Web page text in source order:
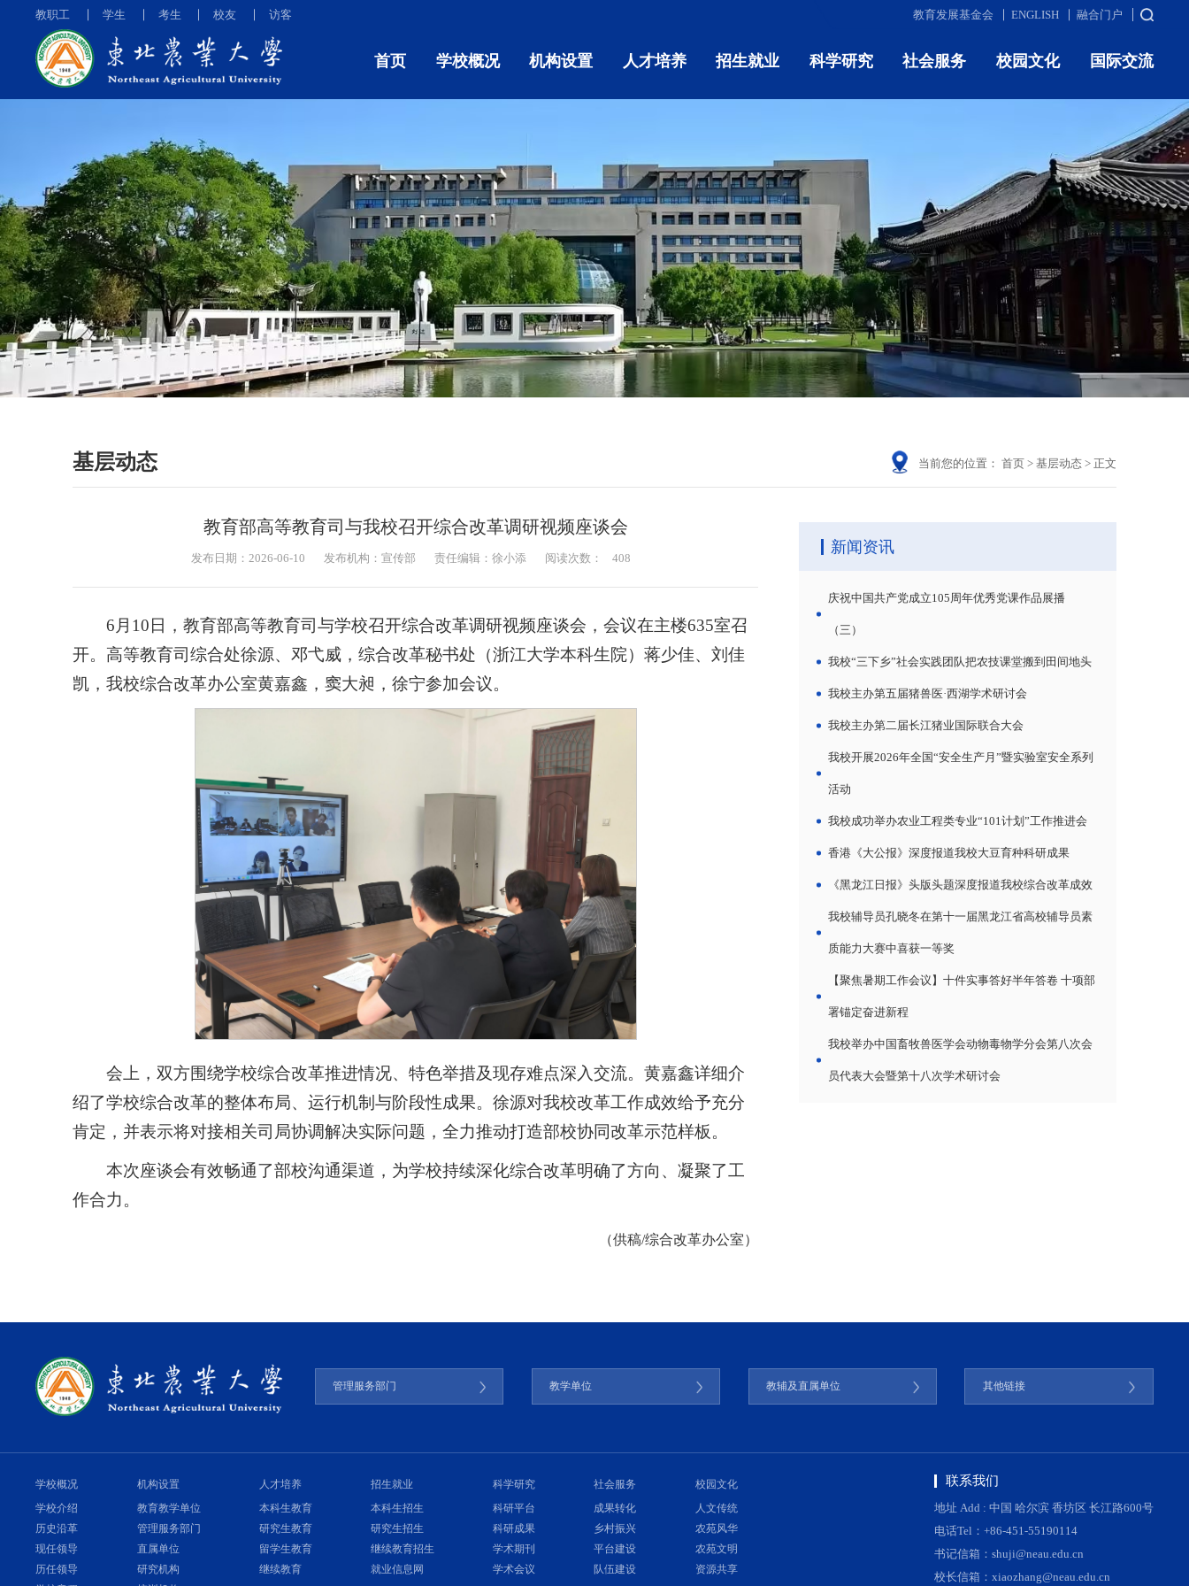
教职工 学生 考生 校友 访客 教育发展基金会 ENGLISH 融合门户
首页 学校概况 机构设置 人才培养 招生就业 科学研究 社会服务 校园文化 国际交流
基层动态 当前您的位置： 首页 > 基层动态 > 正文
教育部高等教育司与我校召开综合改革调研视频座谈会
发布日期：2026-06-10 发布机构：宣传部 责任编辑：徐小添 阅读次数： 408
6月10日，教育部高等教育司与学校召开综合改革调研视频座谈会，会议在主楼635室召
开。高等教育司综合处徐源、邓弋威，综合改革秘书处（浙江大学本科生院）蒋少佳、刘佳
凯，我校综合改革办公室黄嘉鑫，窦大昶，徐宁参加会议。
会上，双方围绕学校综合改革推进情况、特色举措及现存难点深入交流。黄嘉鑫详细介
绍了学校综合改革的整体布局、运行机制与阶段性成果。徐源对我校改革工作成效给予充分
肯定，并表示将对接相关司局协调解决实际问题，全力推动打造部校协同改革示范样板。
本次座谈会有效畅通了部校沟通渠道，为学校持续深化综合改革明确了方向、凝聚了工
作合力。
（供稿/综合改革办公室）
新闻资讯
庆祝中国共产党成立105周年优秀党课作品展播
（三）
我校“三下乡”社会实践团队把农技课堂搬到田间地头
我校主办第五届猪兽医·西湖学术研讨会
我校主办第二届长江猪业国际联合大会
我校开展2026年全国“安全生产月”暨实验室安全系列
活动
我校成功举办农业工程类专业“101计划”工作推进会
香港《大公报》深度报道我校大豆育种科研成果
《黑龙江日报》头版头题深度报道我校综合改革成效
我校辅导员孔晓冬在第十一届黑龙江省高校辅导员素
质能力大赛中喜获一等奖
【聚焦暑期工作会议】十件实事答好半年答卷 十项部
署锚定奋进新程
我校举办中国畜牧兽医学会动物毒物学分会第八次会
员代表大会暨第十八次学术研讨会
管理服务部门 教学单位 教辅及直属单位 其他链接
学校概况
学校介绍
历史沿革
现任领导
历任领导
机构设置
教育教学单位
管理服务部门
直属单位
研究机构
人才培养
本科生教育
研究生教育
留学生教育
继续教育
招生就业
本科生招生
研究生招生
继续教育招生
就业信息网
科学研究
科研平台
科研成果
学术期刊
学术会议
社会服务
成果转化
乡村振兴
平台建设
队伍建设
校园文化
人文传统
农苑风华
农苑文明
资源共享
联系我们
地址 Add : 中国 哈尔滨 香坊区 长江路600号
电话Tel：+86-451-55190114
书记信箱：shuji@neau.edu.cn
校长信箱：xiaozhang@neau.edu.cn